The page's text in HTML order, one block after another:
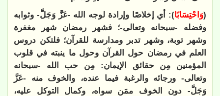
(وَاحْتِسَابًا): أي إخلاصًا وإرادة لوجه الله -عَزَّ وَجَلَّ- وثوابه
وفضله -سبحانه وتعالى-؛ فشهر رمضان شهر مغفرة
وشهر توبة، وشهر تدبر ومدارسة للقرآن؛ فلتكن دروس
العلم في رمضان حول القرآن وحول ما ينبته في قلوب
المؤمنين مِن حقائق الإيمان: مِن حب الله -سبحانه
وتعالى- ورجائه والرغبة فيما عنده، والخوف منه -عَزَّ
وَجَلَّ- دون الخوف ممَن سواه، وكمال التوكل عليه،